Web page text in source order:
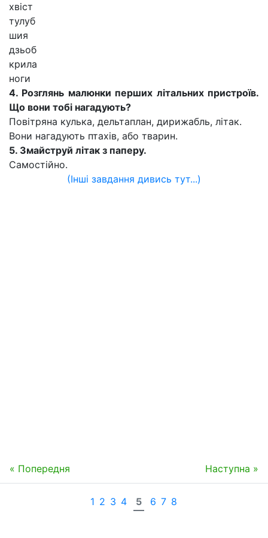
хвіст
тулуб
шия
дзьоб
крила
ноги
4. Розглянь малюнки перших літальних пристроїв.
Що вони тобі нагадують?
Повітряна кулька, дельтаплан, дирижабль, літак.
Вони нагадують птахів, або тварин.
5. Змайструй літак з паперу.
Самостійно.
(Інші завдання дивись тут...)
« Попередня Наступна »
1 2 3 4 5 6 7 8